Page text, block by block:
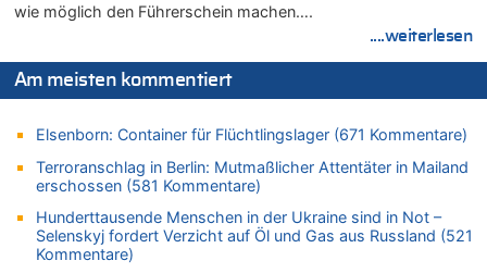
07.08.2026 - 00:06 von 5/11 zu
Mehrere Menschen in Londons City niedergestochen
06.08.2026 - 23:53 von Foto Anneliese zu
Mehrere Menschen in Londons City niedergestochen
FIFA-Spitze demonstriert Einigkeit trotz Kritik und neuer
Vorwürfe gegen Präsident Gianni Infantino
06.08.2026 - 22:48 von DG zu
FIFA-Spitze demonstriert Einigkeit trotz Kritik und neuer
Vorwürfe gegen Präsident Gianni Infantino
06.08.2026 - 22:07 von DR ALBERN zu
wie möglich den Führerschein machen….
....weiterlesen
Am meisten kommentiert
Elsenborn: Container für Flüchtlingslager (671 Kommentare)
Terroranschlag in Berlin: Mutmaßlicher Attentäter in Mailand
erschossen (581 Kommentare)
Hunderttausende Menschen in der Ukraine sind in Not –
Selenskyj fordert Verzicht auf Öl und Gas aus Russland (521
Kommentare)